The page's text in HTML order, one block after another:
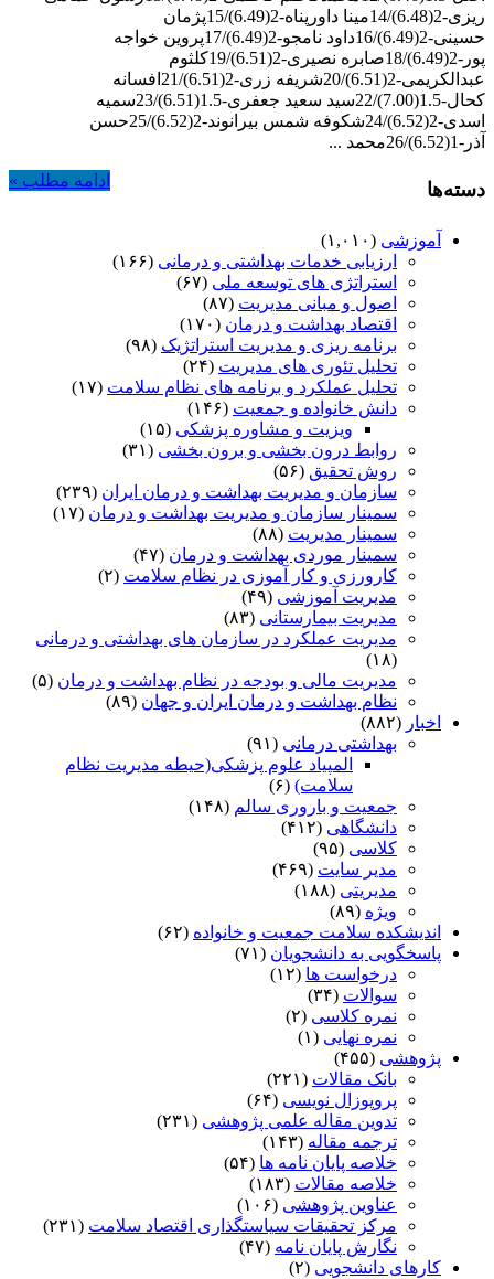
ریزی-2(6.48)/14مینا داورپناه-2(6.49)/15پژمان
حسینی-2(6.49)/16داود نامجو-2(6.49)/17پروین خواجه
پور-2(6.49)/18صابره نصیری-2(6.51)/19کلثوم
عبدالکریمی-2(6.51)/20شریفه زری-2(6.51)/21افسانه
کحال-1.5(7.00)/22سید سعید جعفری-1.5(6.51)/23سمیه
اسدی-2(6.52)/24شکوفه شمس بیرانوند-2(6.52)/25حسن
آذر-1(6.52)/26محمد ...
ادامه مطلب » دسته‌ها
آموزشی (۱,۰۱۰)
ارزیابی خدمات بهداشتی و درمانی (۱۶۶)
استراتژی های توسعه ملی (۶۷)
اصول و مبانی مدیریت (۸۷)
اقتصاد بهداشت و درمان (۱۷۰)
برنامه ریزی و مدیریت استراتژیک (۹۸)
تحلیل تئوری های مدیریت (۲۴)
تحلیل عملکرد و برنامه های نظام سلامت (۱۷)
دانش خانواده و جمعیت (۱۴۶)
ویزیت و مشاوره پزشکی (۱۵)
روابط درون بخشی و برون بخشی (۳۱)
روش تحقیق (۵۶)
سازمان و مدیریت بهداشت و درمان ایران (۲۳۹)
سمینار سازمان و مدیریت بهداشت و درمان (۱۷)
سمینار مدیریت (۸۸)
سمینار موردی بهداشت و درمان (۴۷)
کارورزی و کار آموزی در نظام سلامت (۲)
مدیریت آموزشی (۴۹)
مدیریت بیمارستانی (۸۳)
مدیریت عملکرد در سازمان های بهداشتی و درمانی
(۱۸)
مدیریت مالی و بودجه در نظام بهداشت و درمان (۵)
نظام بهداشت و درمان ایران و جهان (۸۹)
اخبار (۸۸۲)
بهداشتی درمانی (۹۱)
المپیاد علوم پزشکی(حیطه مدیریت نظام
سلامت) (۶)
جمعیت و باروری سالم (۱۴۸)
دانشگاهی (۴۱۲)
کلاسی (۹۵)
مدیر سایت (۴۶۹)
مدیریتی (۱۸۸)
ویژه (۸۹)
اندیشکده سلامت جمعیت و خانواده (۶۲)
پاسخگویی به دانشجویان (۷۱)
درخواست ها (۱۲)
سوالات (۳۴)
نمره کلاسی (۲)
نمره نهایی (۱)
پژوهشی (۴۵۵)
بانک مقالات (۲۲۱)
پروپوزال نویسی (۶۴)
تدوین مقاله علمی پژوهشی (۲۳۱)
ترجمه مقاله (۱۴۳)
خلاصه پایان نامه ها (۵۴)
خلاصه مقالات (۱۸۳)
عناوین پژوهشی (۱۰۶)
مرکز تحقیقات سیاستگذاری اقتصاد سلامت (۲۳۱)
نگارش پایان نامه (۴۷)
کارهای دانشجویی (۲)